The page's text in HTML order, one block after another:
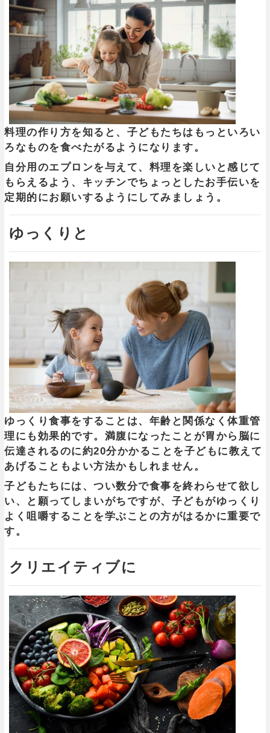
料理の作り方を知ると、子どもたちはもっといろい
ろなものを食べたがるようになります。
自分用のエプロンを与えて、料理を楽しいと感じて
もらえるよう、キッチンでちょっとしたお手伝いを
定期的にお願いするようにしてみましょう。
ゆっくりと
ゆっくり食事をすることは、年齢と関係なく体重管
理にも効果的です。満腹になったことが胃から脳に
伝達されるのに約20分かかることを子どもに教えて
あげることもよい方法かもしれません。
子どもたちには、つい数分で食事を終わらせて欲し
い、と願ってしまいがちですが、子どもがゆっくり
よく咀嚼することを学ぶことの方がはるかに重要で
す。
クリエイティブに